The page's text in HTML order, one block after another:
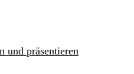
und präsentieren